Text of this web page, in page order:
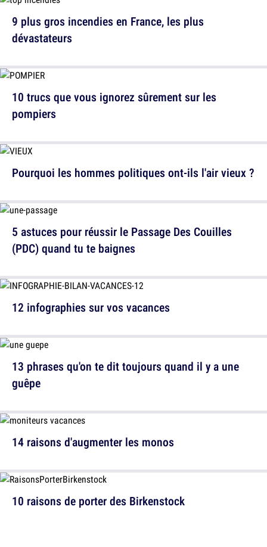
9 plus gros incendies en France, les plus
dévastateurs
Pourquoi les hommes politiques ont-ils l'air vieux ?
12 infographies sur vos vacances
14 raisons d'augmenter les monos
10 trucs que vous ignorez sûrement sur les
pompiers
5 astuces pour réussir le Passage Des Couilles
(PDC) quand tu te baignes
13 phrases qu'on te dit toujours quand il y a une
guêpe
10 raisons de porter des Birkenstock